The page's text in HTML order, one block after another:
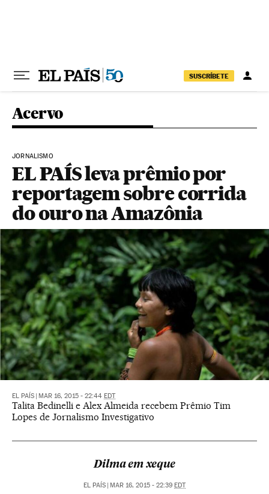
SUSCRÍBETE
Acervo
JORNALISMO
EL PAÍS leva prêmio por
reportagem sobre corrida
do ouro na Amazônia
EL PAÍS MAR 16, 2015 - 22:44 EDT
Talita Bedinelli e Alex Almeida recebem Prêmio Tim
Lopes de Jornalismo Investigativo
Dilma em xeque
EL PAÍS MAR 16, 2015 - 22:39 EDT